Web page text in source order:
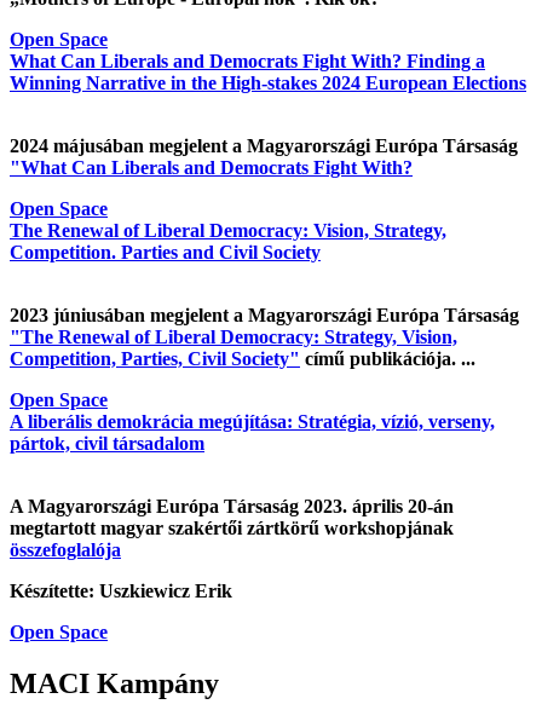
Open Space
What Can Liberals and Democrats Fight With? Finding a
Winning Narrative in the High-stakes 2024 European Elections
2024 májusában megjelent a Magyarországi Európa Társaság
"What Can Liberals and Democrats Fight With?
Open Space
The Renewal of Liberal Democracy: Vision, Strategy,
Competition. Parties and Civil Society
2023 júniusában megjelent a Magyarországi Európa Társaság
"The Renewal of Liberal Democracy: Strategy, Vision,
Competition, Parties, Civil Society" című publikációja. ...
Open Space
A liberális demokrácia megújítása: Stratégia, vízió, verseny,
pártok, civil társadalom
A Magyarországi Európa Társaság 2023. április 20-án
megtartott magyar szakértői zártkörű workshopjának
összefoglalója
Készítette: Uszkiewicz Erik
Open Space
MACI Kampány